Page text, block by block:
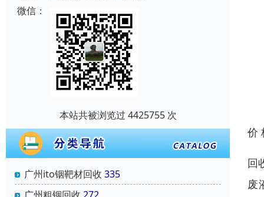
微信：
本站共被浏览过 4425755 次
广州ito铟靶材回收 335
价
回
废